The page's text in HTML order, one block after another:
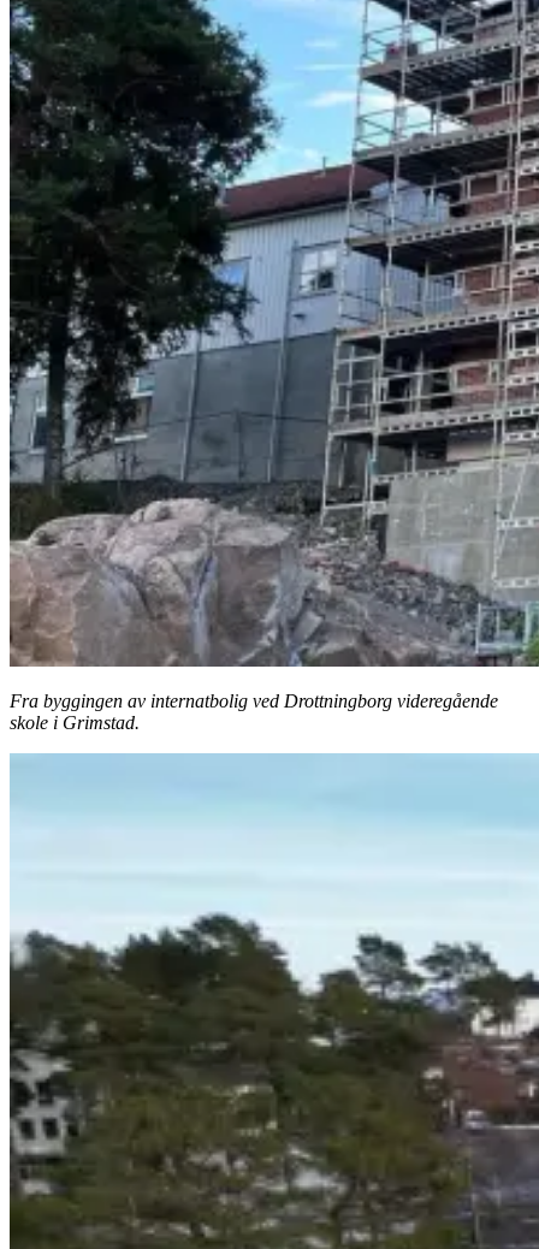
Fra byggingen av internatbolig ved Drottningborg videregående
skole i Grimstad.